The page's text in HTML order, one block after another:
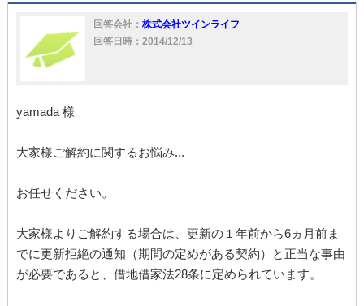
回答会社： 株式会社ツインライフ
回答日時：2014/12/13
yamada 様
大家様ご解約に関するお悩み...
お任せください。
大家様よりご解約する場合は、更新の１年前から6ヵ月前ま
でに更新拒絶の通知（期間の定めがある契約）と正当な事由
が必要であると、借地借家法28条に定められています。